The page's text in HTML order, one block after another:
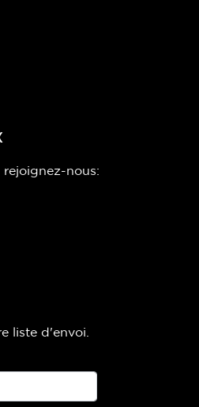
rejoignez-nous:
liste d'envoi.